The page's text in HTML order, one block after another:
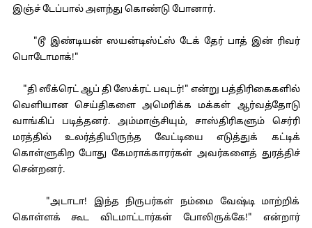
இஞ்ச் டேப்பால் அளந்து கொண்டு போனார்.
"டூ இண்டியன் ஸயன்டிஸ்ட்ஸ் டேக் தேர் பாத் இன் ரிவர்
பொடோமாக்!"
"தி ஸீக்ரெட் ஆப் தி ஸேக்ரட் பவுடர்!" என்று பத்திரிகைகளில்
வெளியான செய்திகளை அமெரிக்க மக்கள் ஆர்வத்தோடு
வாங்கிப் படித்தனர். அம்மாஞ்சியும், சாஸ்திரிகளும் செர்ரி
மரத்தில் உலர்த்தியிருந்த வேட்டியை எடுத்துக் கட்டிக்
கொள்ளுகிற போது கேமராக்காரர்கள் அவர்களைத் துரத்திச்
சென்றனர்.
"அடாடா! இந்த நிருபர்கள் நம்மை வேஷ்டி மாற்றிக்
கொள்ளக் கூட விடமாட்டார்கள் போலிருக்கே!" என்றார்